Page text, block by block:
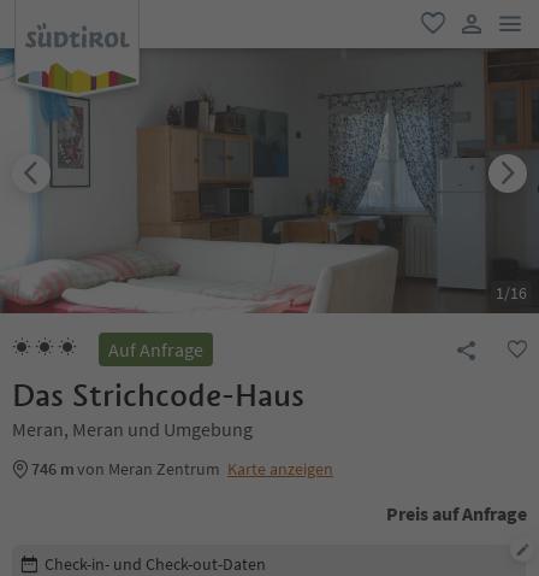
favorit
user link
1/16
Auf Anfrage
Das Strichcode-Haus
Meran, Meran und Umgebung
746 mvon Meran Zentrum Karte anzeigen
Preis auf Anfrage
Buchungsdetails bearbeiten
Check-in- und Check-out-Daten